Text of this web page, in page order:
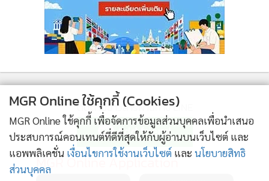
ศัตรูระดับบอสคราวนี้ก็มีความโหดไม่แพ้ภาคที่แล้ว รูปแบบการ
เคลื่อนไหวค่อนข้างป่วน รู้จักหลบหลีกป้องกันมากกว่าเดิม ถ้าสู้
ด้วยปืนธรรมดาก็ต้องเหนื่อยกันพอสมควร แต่ถ้าเอาอาวุธของ
ติดตามข่าวสารผ่านทาง LINE
MGR Online Application
MGR Online ใช้คุกกี้ (Cookies)
MGR Online ใช้คุกกี้ เพื่อจัดการข้อมูลส่วนบุคคลเพื่อนำเสนอ
ประสบการณ์คอนเทนต์ที่ดีที่สุดให้กับผู้อ่านบนเว็บไซต์ และ
แอพพลิเคชั่น เงื่อนไขการใช้งานเว็บไซต์ และ นโยบายสิทธิ
ส่วนบุคคล